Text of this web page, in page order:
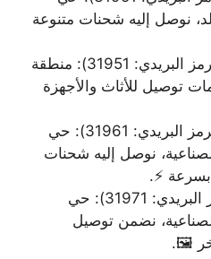
نوصل إليه شحنات متنوعة
(الرمز البريدي: 31951): منطقة
توصيل للأثاث والأجهزة
(الرمز البريدي: 31961): حي
نوصل إليه شحنات
بسرعة ⚡.
(الرمز البريدي: 31971): حي
نضمن توصيل
🖼️.